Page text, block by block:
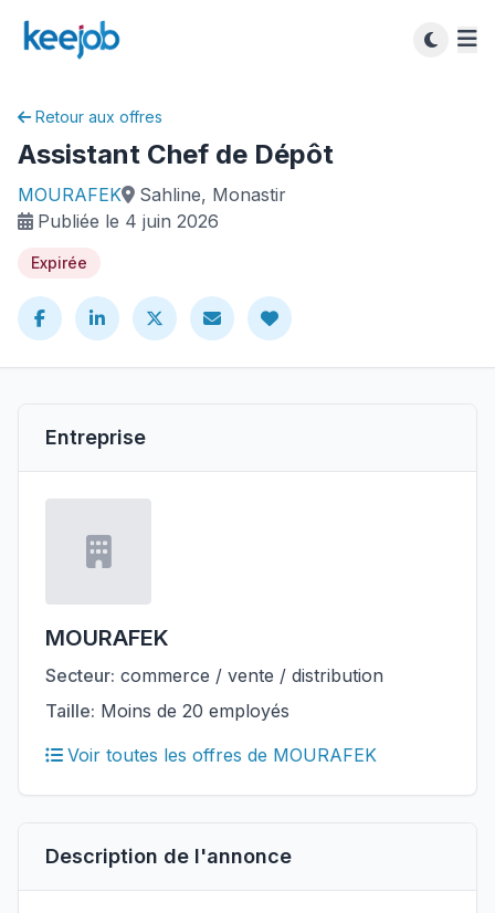
Retour aux offres
Assistant Chef de Dépôt
MOURAFEK
Sahline, Monastir
Publiée le 4 juin 2026
Expirée
Entreprise
MOURAFEK
Secteur: commerce / vente / distribution
Taille: Moins de 20 employés
Voir toutes les offres de MOURAFEK
Description de l'annonce